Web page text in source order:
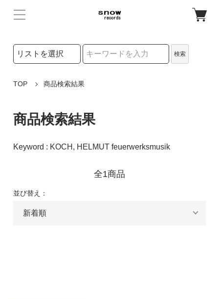
検索リストの選択
検索
TOP 商品検索結果
商品検索結果
Keyword : KOCH, HELMUT feuerwerksmusik
全1商品
並び替え：